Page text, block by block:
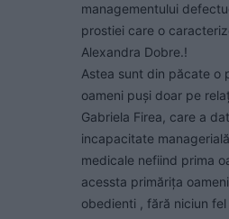
managementului
prostiei care o
Alexandra Dobre.!
Astea sunt din păcate o
oameni puși doar pe
Gabriela Firea, care a
incapacitate
medicale nefiind prima
acessta primărița
obedienti , fără niciun